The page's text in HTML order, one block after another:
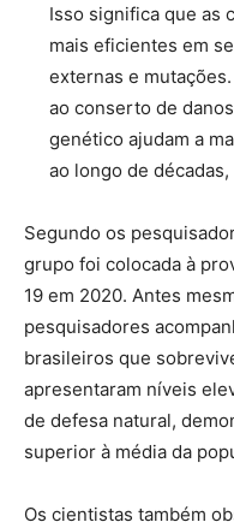
Isso significa que as
mais eficientes em
externas e
ao conserto de
genético ajudam a
ao longo de
Segundo os
grupo foi colocada à
19 em 2020. Antes
pesquisadores
brasileiros que
apresentaram níveis
de defesa natural,
superior à média da
Os cientistas também